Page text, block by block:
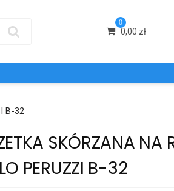
0
0,00 zł
B-32
SKÓRZANA NA
PERUZZI B-32